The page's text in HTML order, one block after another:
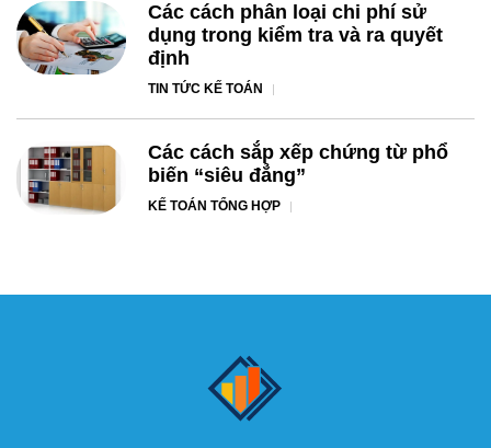
Các cách phân loại chi phí sử
dụng trong kiểm tra và ra quyết
định
TIN TỨC KẾ TOÁN
Các cách sắp xếp chứng từ phổ
biến “siêu đẳng”
KẾ TOÁN TỔNG HỢP